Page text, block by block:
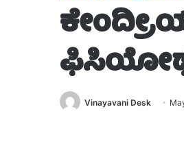
Vinayavani Desk